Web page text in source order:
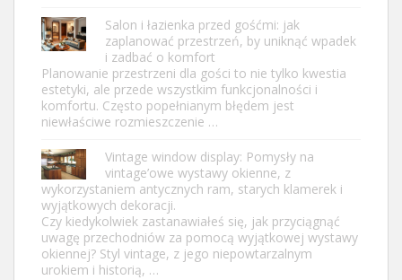
Salon i łazienka przed gośćmi: jak
zaplanować przestrzeń, by uniknąć wpadek
i zadbać o komfort
Planowanie przestrzeni dla gości to nie tylko kwestia
estetyki, ale przede wszystkim funkcjonalności i
komfortu. Często popełnianym błędem jest
niewłaściwe rozmieszczenie …
Vintage window display: Pomysły na
vintage’owe wystawy okienne, z
wykorzystaniem antycznych ram, starych klamerek i
wyjątkowych dekoracji.
Czy kiedykolwiek zastanawiałeś się, jak przyciągnąć
uwagę przechodniów za pomocą wyjątkowej wystawy
okiennej? Styl vintage, z jego niepowtarzalnym
urokiem i historią, …